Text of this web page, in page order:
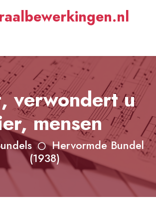
verwondert u
mensen
Hervormde Bundel
(1938)